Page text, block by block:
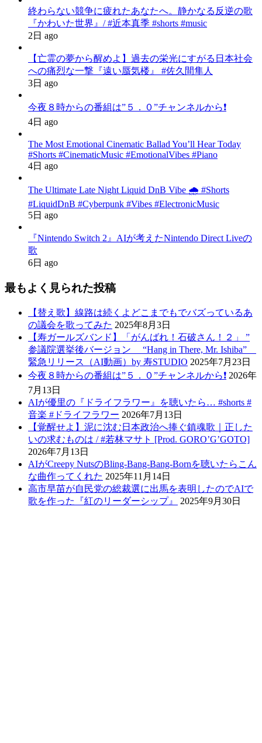
終わらない競争に疲れたあなたへ。静かなる反逆の歌
『かわいた世界』/ #近本真季 #shorts #music
2日 ago
【亡霊の夢から醒めよ】過去の栄光にすがる日本社会
への痛烈な一撃『遠い蜃気楼』 #佐久間隼人
3日 ago
今夜８時からの番組は”５．０”チャンネルから❗️
4日 ago
The Most Emotional Cinematic Ballad You’ll Hear Today
#Shorts #CinematicMusic #EmotionalVibes #Piano
4日 ago
The Ultimate Late Night Liquid DnB Vibe 🌧️ #Shorts
#LiquidDnB #Cyberpunk #Vibes #ElectronicMusic
5日 ago
『Nintendo Switch 2』AIが考えたNintendo Direct Liveの
歌
6日 ago
最もよく見られた投稿
【替え歌】線路は続くよどこまでもでバズっているあ
の議会を歌ってみた 2025年8月3日
【寿ガールズバンド】「がんばれ！石破さん！２」 ”
参議院選挙後バージョン “Hang in There, Mr. Ishiba”
緊急リリース（AI動画）by 寿STUDIO 2025年7月23日
今夜８時からの番組は”５．０”チャンネルから❗️ 2026年
7月13日
AIが優里の『ドライフラワー』を聴いたら… #shorts #
音楽 #ドライフラワー 2026年7月13日
【覚醒せよ】泥に沈む日本政治へ捧ぐ鎮魂歌｜正した
いの求むものは / #若林マサト [Prod. GORO’G’GOTO]
2026年7月13日
AIがCreepy NutsのBling-Bang-Bang-Bornを聴いたらこん
な曲作ってくれた 2025年11月14日
高市早苗が自民党の総裁選に出馬を表明したのでAIで
歌を作った『紅のリーダーシップ』
2025年9月30日